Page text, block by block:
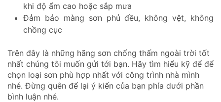
khi độ ẩm cao hoặc sắp mưa
Đảm bảo màng sơn phủ đều, không vệt, không
chồng cục
Trên đây là những hãng sơn chống thấm ngoài trời tốt
nhất chúng tôi muốn gửi tới bạn. Hãy tìm hiểu kỹ để để
chọn loại sơn phù hợp nhất với công trình nhà mình
nhé. Đừng quên để lại ý kiến của bạn phía dưới phần
bình luận nhé.